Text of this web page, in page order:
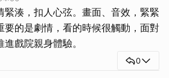
緊湊，扣人心弦。畫面、音效，緊緊
要的是劇情，看的時候很觸動，面對
戲院親身體驗。
0